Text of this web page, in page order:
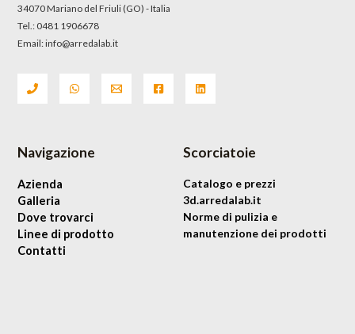
34070 Mariano del Friuli (GO) - Italia
Tel.: 0481 1906678
Email: info@arredalab.it
Navigazione
Azienda
Galleria
Dove trovarci
Linee di prodotto
Contatti
Scorciatoie
Catalogo e prezzi
3d.arredalab.it
Norme di pulizia e
manutenzione dei prodotti